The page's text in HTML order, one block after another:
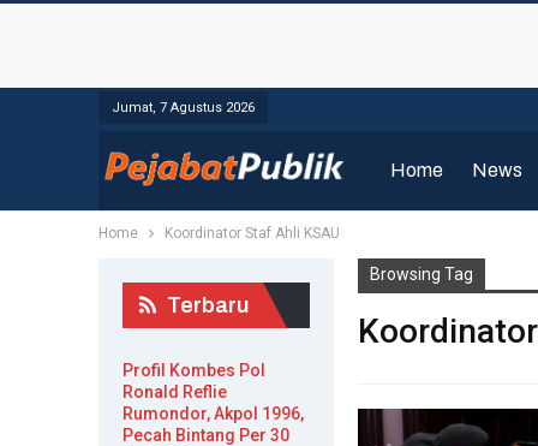
Jumat, 7 Agustus 2026
Home News
Home Koordinator Staf Ahli KSAU
Browsing Tag
Terbaru
Profil Kombes Pol
Ronald Reflie
Rumondor, Akpol 1996,
Pecah Bintang Per 30